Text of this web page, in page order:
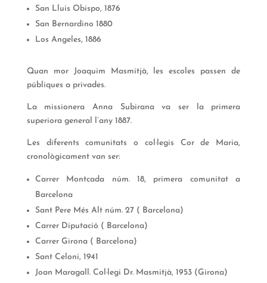
San Lluis Obispo, 1876
San Bernardino 1880
Los Angeles, 1886
Quan mor Joaquim Masmitjà, les escoles passen de
públiques a privades.
La missionera Anna Subirana va ser la primera
superiora general l’any 1887.
Les diferents comunitats o col·legis Cor de Maria,
cronològicament van ser:
Carrer Montcada núm. 18, primera comunitat a
Barcelona
Sant Pere Més Alt núm. 27 ( Barcelona)
Carrer Diputació ( Barcelona)
Carrer Girona ( Barcelona)
Sant Celoni, 1941
Joan Maragall. Col·legi Dr. Masmitjà, 1953 (Girona)